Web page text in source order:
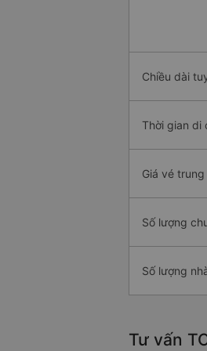
Chiều dài
Thời gian di
Giá vé trung
Số lượng
Số lượng
Tư vấn